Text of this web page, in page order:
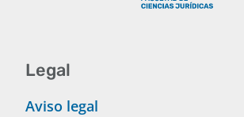
Legal
Aviso legal